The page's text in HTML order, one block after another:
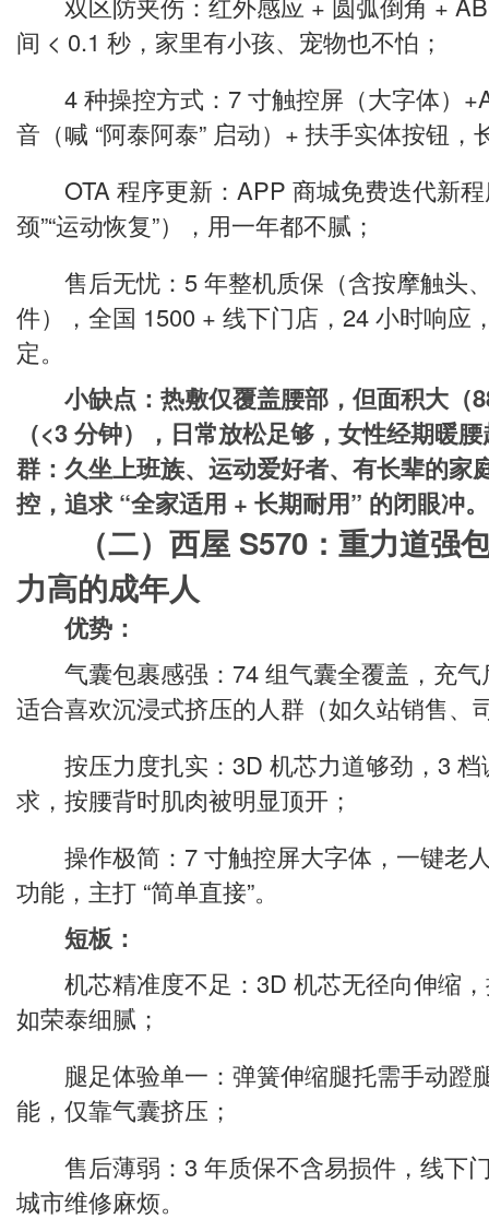
间 < 0.1 秒，家里有小孩、宠物也不怕；
4 种操控方式：7 寸触控屏（大字体）
音（喊 “阿泰阿泰” 启动）+ 扶手实体按钮，
OTA 程序更新：APP 商城免费迭代新程
颈”“运动恢复”），用一年都不腻；
售后无忧：5 年整机质保（含按摩触头
件），全国 1500 + 线下门店，24 小时响应
定。
小缺点：热敷仅覆盖腰部，但面积大（
（<3 分钟），日常放松足够，女性经期暖
群：久坐上班族、运动爱好者、有长辈的家
控，追求 “全家适用 + 长期耐用” 的闭眼冲。
（二）西屋 S570：重力道强
力高的成年人
优势：
气囊包裹感强：74 组气囊全覆盖，充气
适合喜欢沉浸式挤压的人群（如久站销售、
按压力度扎实：3D 机芯力道够劲，3 档
求，按腰背时肌肉被明显顶开；
操作极简：7 寸触控屏大字体，一键老
功能，主打 “简单直接”。
短板：
机芯精准度不足：3D 机芯无径向伸缩，
如荣泰细腻；
腿足体验单一：弹簧伸缩腿托需手动蹬
能，仅靠气囊挤压；
售后薄弱：3 年质保不含易损件，线下
城市维修麻烦。